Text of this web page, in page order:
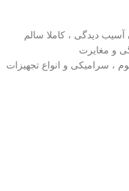
دیدگی ، کاملا سالم
و مغایرت
، سرامیکی و انواع تجهیزات